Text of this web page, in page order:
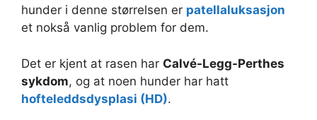
hunder i denne størrelsen er patellaluksasjon
et nokså vanlig problem for dem.
Det er kjent at rasen har Calvé-Legg-Perthes
sykdom, og at noen hunder har hatt
hofteleddsdysplasi (HD).